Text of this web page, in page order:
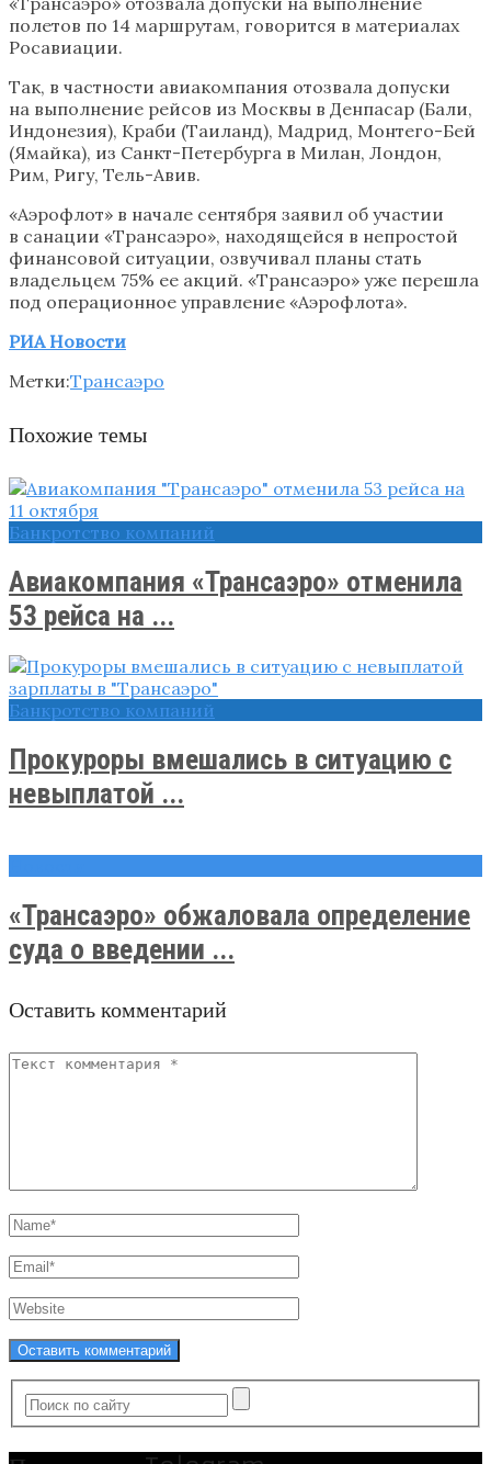
полетов по 14 маршрутам, говорится в материалах
Росавиации.
Так, в частности авиакомпания отозвала допуски
на выполнение рейсов из Москвы в Денпасар (Бали,
Индонезия), Краби (Таиланд), Мадрид, Монтего-Бей
(Ямайка), из Санкт-Петербурга в Милан, Лондон,
Рим, Ригу, Тель-Авив.
«Аэрофлот» в начале сентября заявил об участии
в санации «Трансаэро», находящейся в непростой
финансовой ситуации, озвучивал планы стать
владельцем 75% ее акций. «Трансаэро» уже перешла
под операционное управление «Аэрофлота».
РИА Новости
Метки:Трансаэро
Похожие темы
Банкротство компаний
Авиакомпания «Трансаэро» отменила
53 рейса на ...
Банкротство компаний
Прокуроры вмешались в ситуацию с
невыплатой ...
«Трансаэро» обжаловала определение
суда о введении ...
Оставить комментарий